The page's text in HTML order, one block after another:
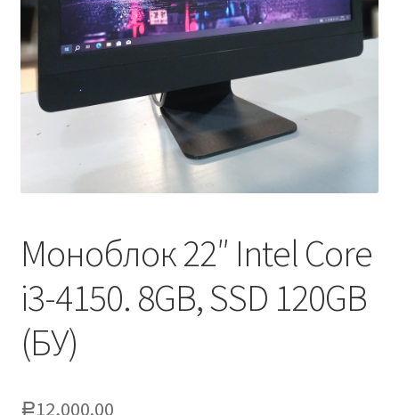
Моноблок 22″ Intel Core
i3-4150. 8GB, SSD 120GB
(БУ)
Р12,000.00